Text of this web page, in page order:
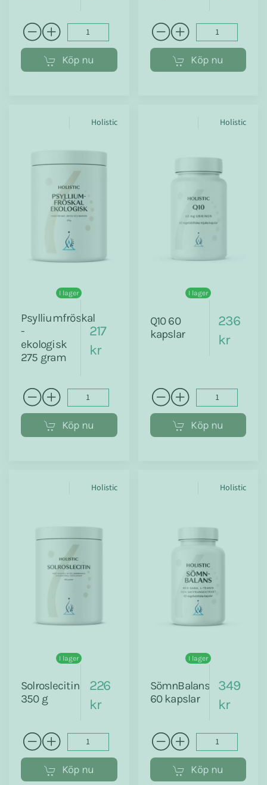
Köp nu Köp nu
Holistic
I lager
Psylliumfröskal
-
ekologisk
275 gram
217
kr
Köp nu
Holistic
I lager
Q10 60
kapslar
236
kr
Köp nu
Holistic
I lager
Solroslecitin
350 g
226
kr
Köp nu
Holistic
I lager
SömnBalans
60 kapslar
349
kr
Köp nu